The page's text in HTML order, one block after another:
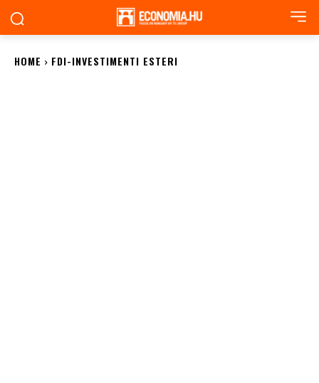
HOME FDI-INVESTIMENTI ESTERI